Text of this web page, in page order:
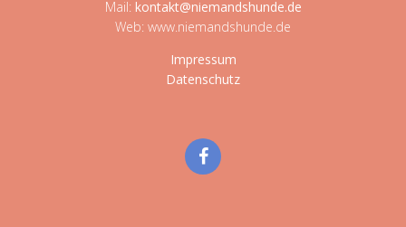
Mail: kontakt@niemandshunde.de
Web: www.niemandshunde.de
Impressum
Datenschutz